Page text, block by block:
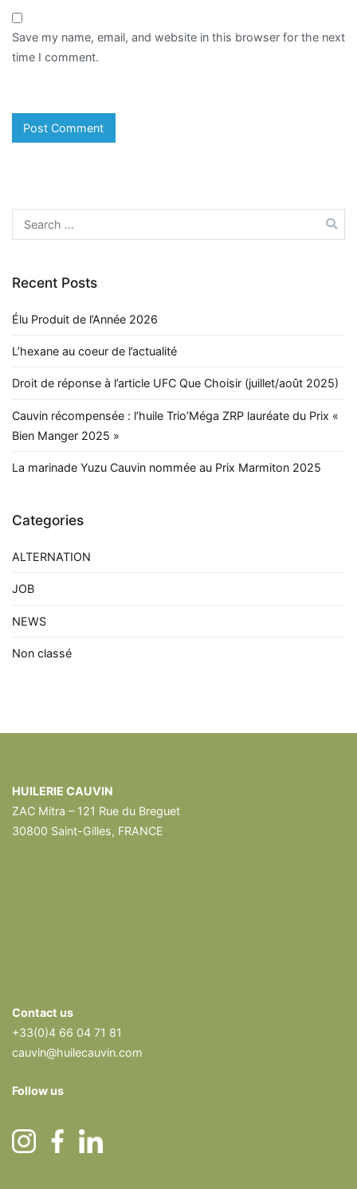
Save my name, email, and website in this browser for the next
time I comment.
Recent Posts
Élu Produit de l’Année 2026
L’hexane au coeur de l’actualité
Droit de réponse à l’article UFC Que Choisir (juillet/août 2025)
Cauvin récompensée : l’huile Trio’Méga ZRP lauréate du Prix «
Bien Manger 2025 »
La marinade Yuzu Cauvin nommée au Prix Marmiton 2025
Categories
ALTERNATION
JOB
NEWS
Non classé
HUILERIE CAUVIN
ZAC Mitra – 121 Rue du Breguet
30800 Saint-Gilles, FRANCE
Contact us
+33(0)4 66 04 71 81
cauvin@huilecauvin.com
Follow us